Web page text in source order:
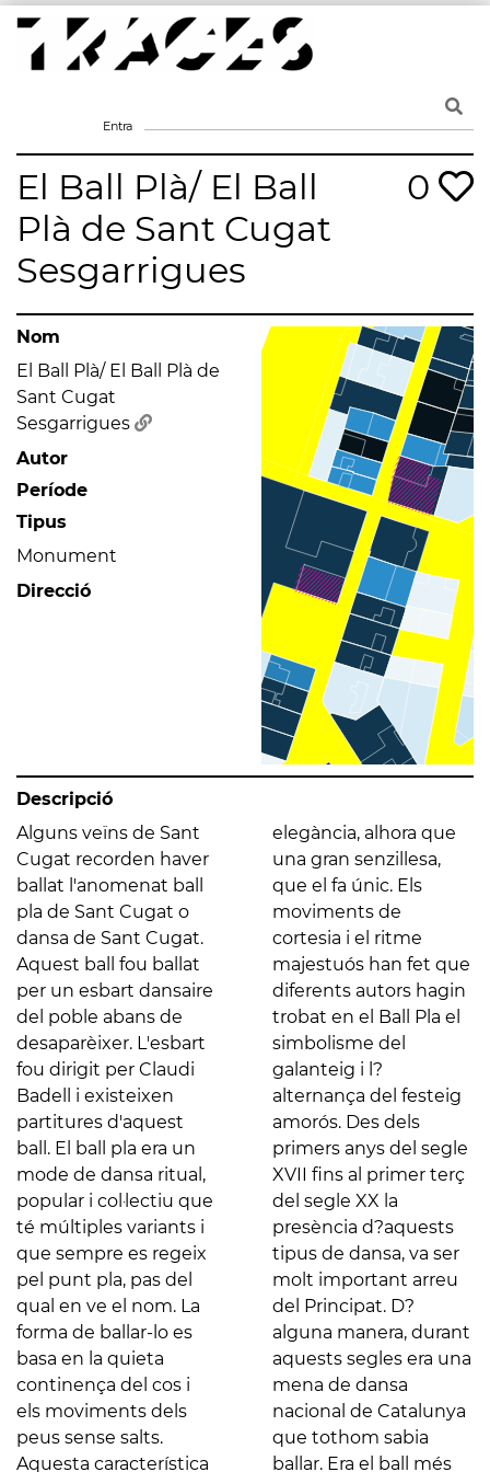
Skip
content
Entra
El Ball Plà/ El Ball
Plà de Sant Cugat
Sesgarrigues
0
Nom
El Ball Plà/ El Ball Plà de
Sant Cugat
Sesgarrigues
Autor
Període
Tipus
Monument
Direcció
Descripció
Alguns veïns de Sant
Cugat recorden haver
ballat l'anomenat ball
pla de Sant Cugat o
dansa de Sant Cugat.
Aquest ball fou ballat
per un esbart dansaire
del poble abans de
desaparèixer. L'esbart
fou dirigit per Claudi
Badell i existeixen
partitures d'aquest
ball. El ball pla era un
mode de dansa ritual,
popular i col·lectiu que
té múltiples variants i
que sempre es regeix
pel punt pla, pas del
qual en ve el nom. La
forma de ballar-lo es
basa en la quieta
continença del cos i
els moviments dels
peus sense salts.
Aquesta característica
elegància, alhora que
una gran senzillesa,
que el fa únic. Els
moviments de
cortesia i el ritme
majestuós han fet que
diferents autors hagin
trobat en el Ball Pla el
simbolisme del
galanteig i l?
alternança del festeig
amorós. Des dels
primers anys del segle
XVII fins al primer terç
del segle XX la
presència d?aquests
tipus de dansa, va ser
molt important arreu
del Principat. D?
alguna manera, durant
aquests segles era una
mena de dansa
nacional de Catalunya
que tothom sabia
ballar. Era el ball més